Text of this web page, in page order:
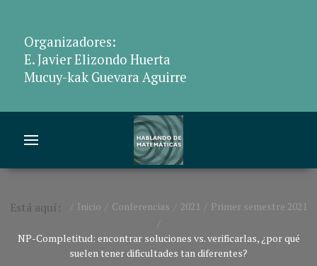
Organizadores:
E. Javier Elizondo Huerta
Mucuy-kak Guevara Aguirre
Está aquí: Inicio Conferencias 2021 Primer semestre 2021
NP-Completitud: encontrar soluciones vs. verificarlas, ¿por qué
suelen tener dificultades tan diferentes?